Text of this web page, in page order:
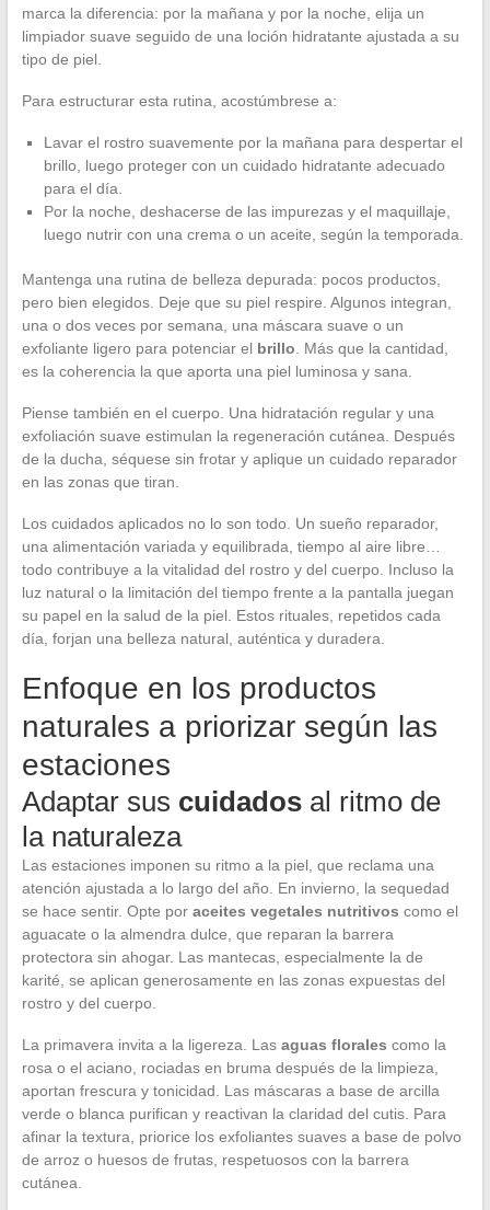
marca la diferencia: por la mañana y por la noche, elija un
limpiador suave seguido de una loción hidratante ajustada a su
tipo de piel.
Para estructurar esta rutina, acostúmbrese a:
Lavar el rostro suavemente por la mañana para despertar el
brillo, luego proteger con un cuidado hidratante adecuado
para el día.
Por la noche, deshacerse de las impurezas y el maquillaje,
luego nutrir con una crema o un aceite, según la temporada.
Mantenga una rutina de belleza depurada: pocos productos,
pero bien elegidos. Deje que su piel respire. Algunos integran,
una o dos veces por semana, una máscara suave o un
exfoliante ligero para potenciar el brillo . Más que la cantidad,
es la coherencia la que aporta una piel luminosa y sana.
Piense también en el cuerpo. Una hidratación regular y una
exfoliación suave estimulan la regeneración cutánea. Después
de la ducha, séquese sin frotar y aplique un cuidado reparador
en las zonas que tiran.
Los cuidados aplicados no lo son todo. Un sueño reparador,
una alimentación variada y equilibrada, tiempo al aire libre…
todo contribuye a la vitalidad del rostro y del cuerpo. Incluso la
luz natural o la limitación del tiempo frente a la pantalla juegan
su papel en la salud de la piel. Estos rituales, repetidos cada
día, forjan una belleza natural, auténtica y duradera.
Enfoque en los productos
naturales a priorizar según las
estaciones
Adaptar sus cuidadosal ritmo de
la naturaleza
Las estaciones imponen su ritmo a la piel, que reclama una
atención ajustada a lo largo del año. En invierno, la sequedad
se hace sentir. Opte por aceites vegetales nutritivos como el
aguacate o la almendra dulce, que reparan la barrera
protectora sin ahogar. Las mantecas, especialmente la de
karité, se aplican generosamente en las zonas expuestas del
rostro y del cuerpo.
La primavera invita a la ligereza. Las aguas florales como la
rosa o el aciano, rociadas en bruma después de la limpieza,
aportan frescura y tonicidad. Las máscaras a base de arcilla
verde o blanca purifican y reactivan la claridad del cutis. Para
afinar la textura, priorice los exfoliantes suaves a base de polvo
de arroz o huesos de frutas, respetuosos con la barrera
cutánea.